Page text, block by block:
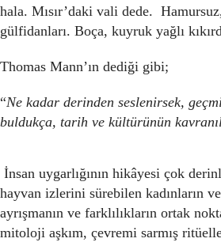
hala. Mısır’daki vali dede.
gülfidanları. Boça, kuyruk yağlı
Thomas Mann’ın dediği gibi;
“Ne kadar derinden seslenirsek,
buldukça, tarih ve kültürünün
İnsan uygarlığının hikâyesi çok
hayvan izlerini sürebilen kadınların
ayrışmanın ve farklılıkların ortak
mitoloji aşkım, çevremi sarmış